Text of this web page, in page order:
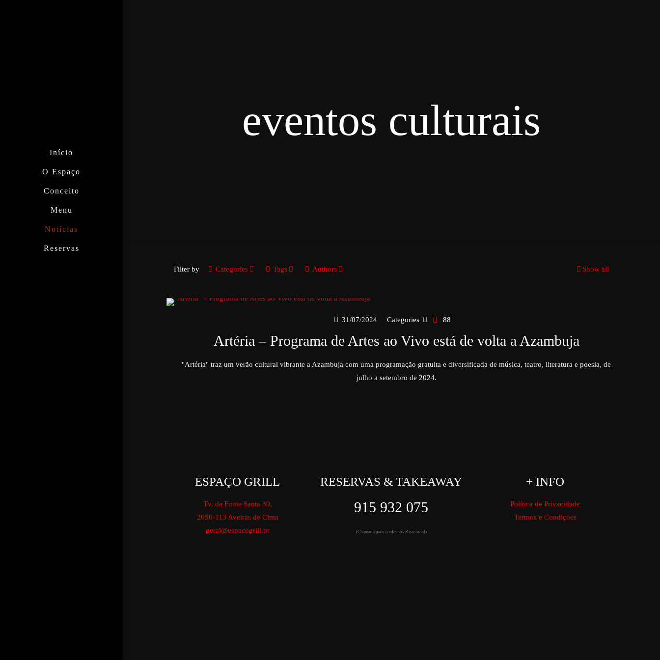
Início
O Espaço
Conceito
Menu
Notícias
Reservas
eventos culturais
Filter by Categories Tags Authors Show all
31/07/2024 Categories 88
Artéria – Programa de Artes ao Vivo está de volta a Azambuja
"Artéria" traz um verão cultural vibrante a Azambuja com uma programação gratuita e diversificada de música, teatro, literatura e poesia, de
julho a setembro de 2024.
ESPAÇO GRILL
Tv. da Fonte Santa 30,
2050-113 Aveiras de Cima
geral@espacogrill.pt
RESERVAS & TAKEAWAY
915 932 075
(Chamada para a rede móvel nacional)
+ INFO
Política de Privacidade
Termos e Condições